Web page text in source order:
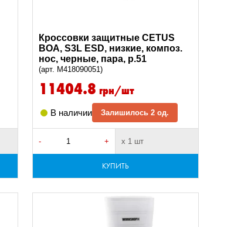
Кроссовки защитные CETUS
BOA, S3L ESD, низкие, композ.
нос, черные, пара, р.51
(арт. M418090051)
11404.8 грн/шт
В наличии Залишилось 2 од.
- + х 1 шт
КУПИТЬ